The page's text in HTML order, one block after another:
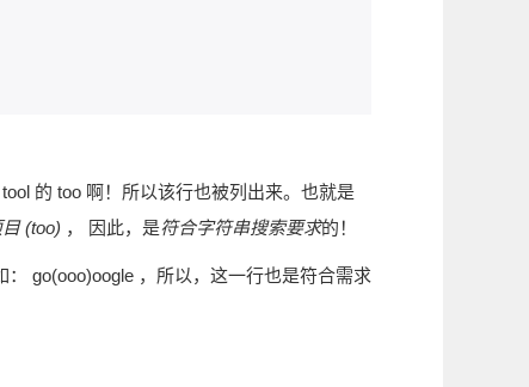
的 too 啊！所以该行也被列出来。也就是
(too) ， 因此，是符合字符串搜索要求的！
go(ooo)oogle ，所以，这一行也是符合需求